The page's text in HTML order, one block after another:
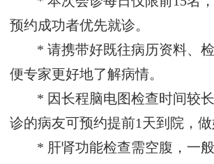
预约成功者优先就诊。
* 请携带好既往病历资料、
便专家更好地了解病情。
* 因长程脑电图检查时间较
诊的病友可预约提前1天到院，做
* 肝肾功能检查需空腹，一